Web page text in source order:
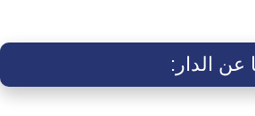
الدار: